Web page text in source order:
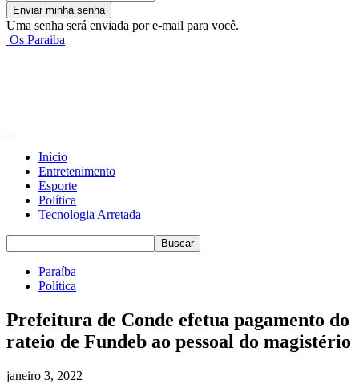
Uma senha será enviada por e-mail para você.
Os Paraiba
Início
Entretenimento
Esporte
Política
Tecnologia Arretada
Paraíba
Política
Prefeitura de Conde efetua pagamento do
rateio de Fundeb ao pessoal do magistério
janeiro 3, 2022